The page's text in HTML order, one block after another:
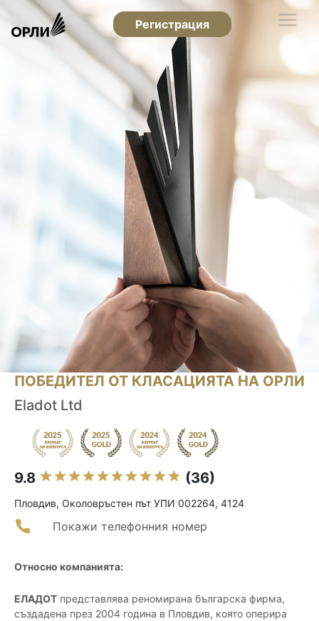
Регистрация
ПОБЕДИТЕЛ ОТ КЛАСАЦИЯТА НА ОРЛИ
Eladot Ltd
9.8 (36)
Пловдив, Околовръстен път УПИ 002264, 4124
Покажи телефонния номер
Относно компанията:
ЕЛАДОТ представлява реномирана българска фирма,
създадена през 2004 година в Пловдив, която оперира